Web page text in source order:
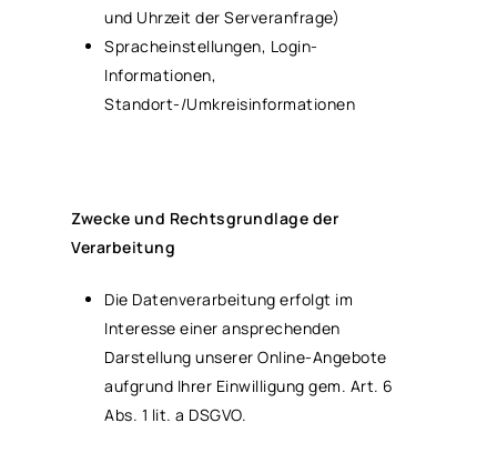
und Uhrzeit der Serveranfrage)
Spracheinstellungen, Login-
Informationen,
Standort-/Umkreisinformationen
Zwecke und Rechtsgrundlage der
Verarbeitung
Die Datenverarbeitung erfolgt im
Interesse einer ansprechenden
Darstellung unserer Online-Angebote
aufgrund Ihrer Einwilligung gem. Art. 6
Abs. 1 lit. a DSGVO.